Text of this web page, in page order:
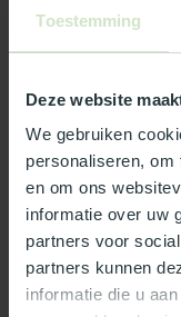
Toestemming
Deze website
We gebruiken
personaliseren,
en om ons
informatie over uw
partners voor
partners kunnen
informatie die u
Wat ons écht
Officieel Skylux